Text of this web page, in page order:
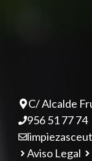
C/ Alcalde
956 51 77 74
Aviso Legal